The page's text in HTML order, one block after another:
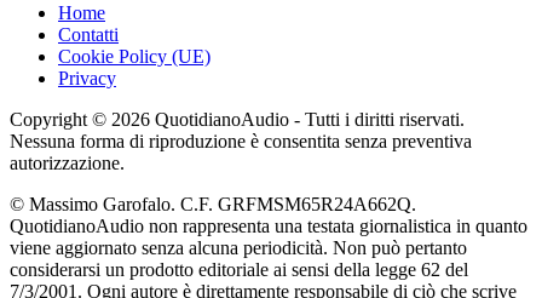
Home
Contatti
Cookie Policy (UE)
Privacy
Copyright © 2026 QuotidianoAudio - Tutti i diritti riservati.
Nessuna forma di riproduzione è consentita senza preventiva
autorizzazione.
© Massimo Garofalo. C.F. GRFMSM65R24A662Q.
QuotidianoAudio non rappresenta una testata giornalistica in quanto
viene aggiornato senza alcuna periodicità. Non può pertanto
considerarsi un prodotto editoriale ai sensi della legge 62 del
7/3/2001. Ogni autore è direttamente responsabile di ciò che scrive